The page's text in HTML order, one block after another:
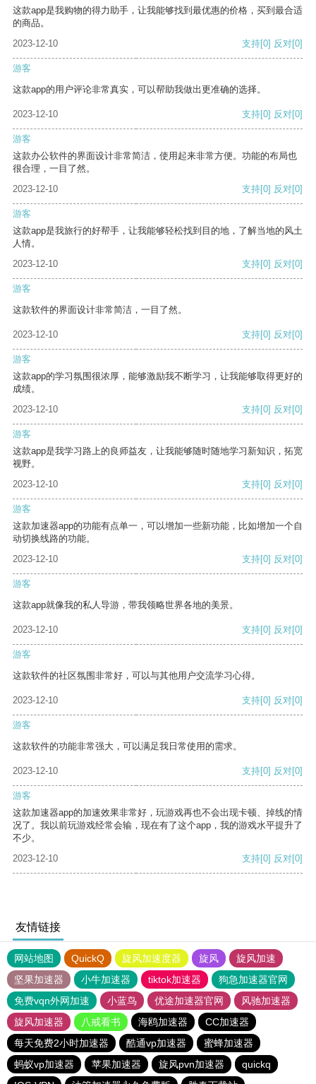
这款app是我购物的得力助手，让我能够找到最优惠的价格，买到最合适
的商品。
2023-12-10
支持[0] 反对[0]
游客
这款app的用户评论非常真实，可以帮助我做出更准确的选择。
2023-12-10 支持[0] 反对[0]
游客
这款办公软件的界面设计非常简洁，使用起来非常方便。功能的布局也
很合理，一目了然。
2023-12-10
支持[0] 反对[0]
游客
这款app是我旅行的好帮手，让我能够轻松找到目的地，了解当地的风土
人情。
2023-12-10
支持[0] 反对[0]
游客
这款软件的界面设计非常简洁，一目了然。
2023-12-10 支持[0] 反对[0]
游客
这款app的学习氛围很浓厚，能够激励我不断学习，让我能够取得更好的
成绩。
2023-12-10
支持[0] 反对[0]
游客
这款app是我学习路上的良师益友，让我能够随时随地学习新知识，拓宽
视野。
2023-12-10
支持[0] 反对[0]
游客
这款加速器app的功能有点单一，可以增加一些新功能，比如增加一个自
动切换线路的功能。
2023-12-10
支持[0] 反对[0]
游客
这款app就像我的私人导游，带我领略世界各地的美景。
2023-12-10 支持[0] 反对[0]
游客
这款软件的社区氛围非常好，可以与其他用户交流学习心得。
2023-12-10 支持[0] 反对[0]
游客
这款软件的功能非常强大，可以满足我日常使用的需求。
2023-12-10 支持[0] 反对[0]
游客
这款加速器app的加速效果非常好，玩游戏再也不会出现卡顿、掉线的情
况了。我以前玩游戏经常会输，现在有了这个app，我的游戏水平提升了
不少。
2023-12-10
支持[0] 反对[0]
友情链接
网站地图 QuickQ 旋风加速度器 旋风
旋风加速
坚果加速器
小牛加速器 tiktok加速器
狗急加速器官网
免费vqn外网加速
小蓝鸟 优途加速器官网
风驰加速器
旋风加速器
八戒看书 海鸥加速器
CC加速器
每天免费2小时加速器
酷通vp加速器
蜜蜂加速器
蚂蚁vp加速器
苹果加速器 旋风pvn加速器
quickq